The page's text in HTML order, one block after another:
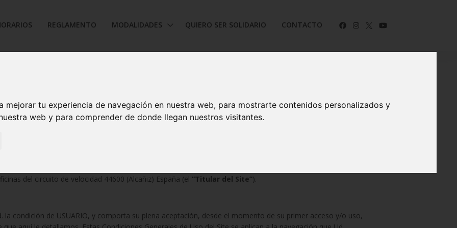
tu experiencia de navegación en nuestra web, para mostrarte contenidos personalizados y
web y para comprender de donde llegan nuestros visitantes.
REGLAMENTO MODALIDADES QUIERO SER SOLIDARIO CONTACTO
generales de uso del site
del circuito de velocidad 44600 (Alcañiz) España (el “Titular del Site”).
la condición de USUARIO, y comporta su plena aceptación, desde el momento de su primer acceso y/o uso,